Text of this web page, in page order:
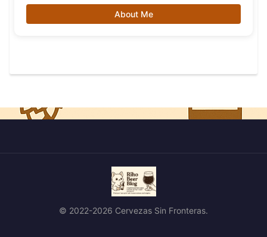
About Me
© 2022-2026 Cervezas Sin Fronteras.